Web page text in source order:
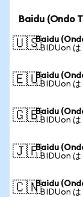
Baidu (Ondo
🇺🇸Baidu
1 BIDUon
🇪🇺Baidu
1 BIDUon
🇬🇧Baidu
1 BIDUon
🇯🇵Baidu
1 BIDUon は
🇨🇳Baidu
1 BIDUon